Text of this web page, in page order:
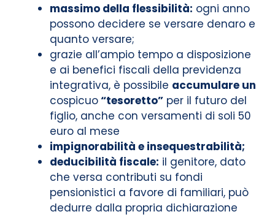
massimo della flessibilità: ogni anno
possono decidere se versare denaro e
quanto versare;
grazie all’ampio tempo a disposizione
e ai benefici fiscali della previdenza
integrativa, è possibile accumulare un
cospicuo“tesoretto” per il futuro del
figlio, anche con versamenti di soli 50
euro al mese
impignorabilità e insequestrabilità;
deducibilità fiscale: il genitore, dato
che versa contributi su fondi
pensionistici a favore di familiari, può
dedurre dalla propria dichiarazione